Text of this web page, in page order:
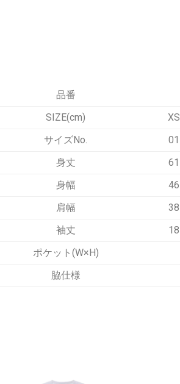
品番
SIZE(cm)
XS
サイズNo.
01
身丈
61
身幅
46
肩幅
38
袖丈
18
ポケット(W×H)
脇仕様